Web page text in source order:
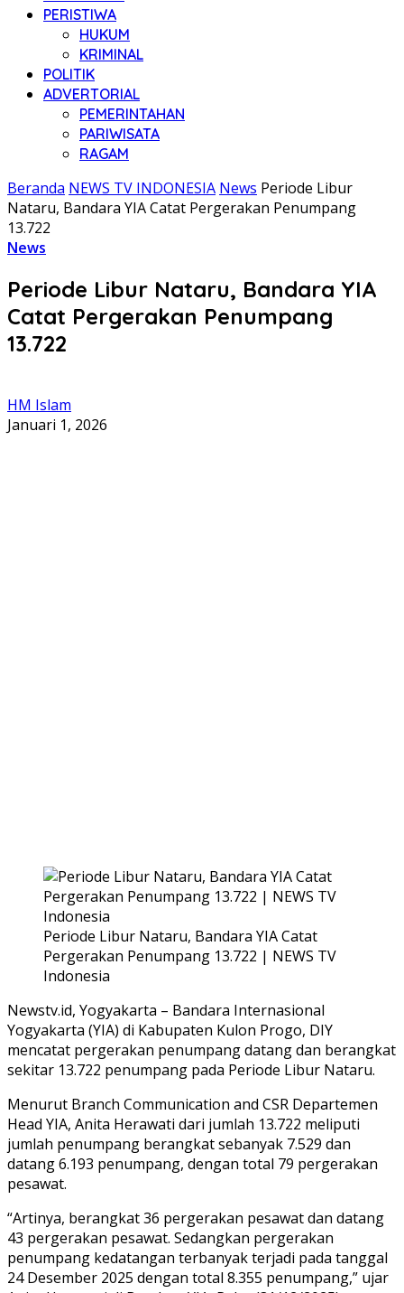
PERISTIWA
HUKUM
KRIMINAL
POLITIK
ADVERTORIAL
PEMERINTAHAN
PARIWISATA
RAGAM
Beranda NEWS TV INDONESIA News Periode Libur
Nataru, Bandara YIA Catat Pergerakan Penumpang
13.722
News
Periode Libur Nataru, Bandara YIA
Catat Pergerakan Penumpang
13.722
HM Islam
Januari 1, 2026
Periode Libur Nataru, Bandara YIA Catat
Pergerakan Penumpang 13.722 | NEWS TV
Indonesia
Newstv.id, Yogyakarta – Bandara Internasional
Yogyakarta (YIA) di Kabupaten Kulon Progo, DIY
mencatat pergerakan penumpang datang dan berangkat
sekitar 13.722 penumpang pada Periode Libur Nataru.
Menurut Branch Communication and CSR Departemen
Head YIA, Anita Herawati dari jumlah 13.722 meliputi
jumlah penumpang berangkat sebanyak 7.529 dan
datang 6.193 penumpang, dengan total 79 pergerakan
pesawat.
“Artinya, berangkat 36 pergerakan pesawat dan datang
43 pergerakan pesawat. Sedangkan pergerakan
penumpang kedatangan terbanyak terjadi pada tanggal
24 Desember 2025 dengan total 8.355 penumpang,” ujar